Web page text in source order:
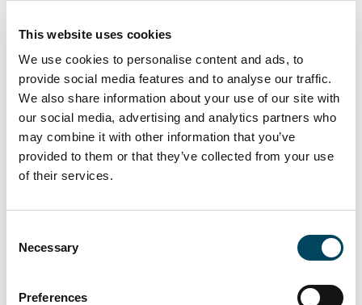
This website uses cookies
We use cookies to personalise content and ads, to
provide social media features and to analyse our traffic.
We also share information about your use of our site with
our social media, advertising and analytics partners who
may combine it with other information that you’ve
provided to them or that they’ve collected from your use
of their services.
Selection
Necessary
Preferences
för konferenssamtal:
SE: +46850558373
UK: +443333009264
US: +16467224957
publiceringen.
Dokument